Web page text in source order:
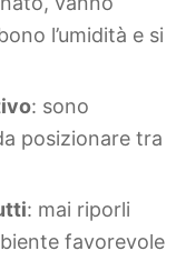
l’umidità e si
: sono
posizionare tra
: mai riporli
favorevole